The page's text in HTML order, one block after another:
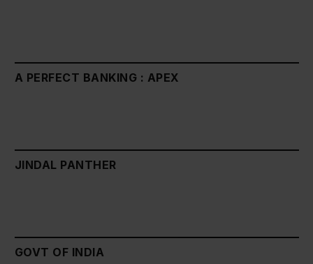
A PERFECT BANKING : APEX
JINDAL PANTHER
GOVT OF INDIA